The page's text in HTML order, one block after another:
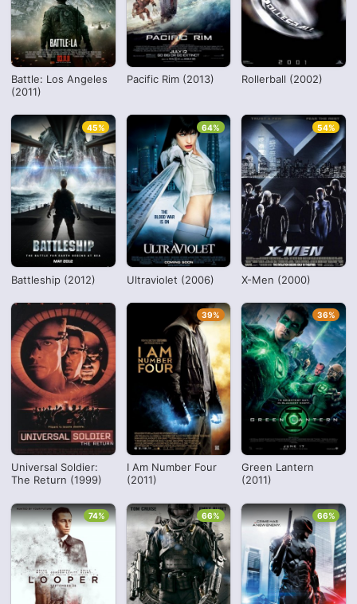
Battle: Los Angeles
(2011)
Pacific Rim (2013) Rollerball (2002)
Battleship (2012)
45%
Ultraviolet (2006)
64%
X-Men (2000)
54%
Universal Soldier:
The Return (1999)
I Am Number Four
(2011)
39%
Green Lantern
(2011)
36%
74% 66% 66%